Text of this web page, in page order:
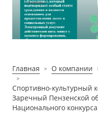
Главная О компании
Спортивно-культурный
Заречный Пензенской
Национального